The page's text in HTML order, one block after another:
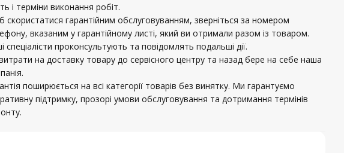
і терміни виконання робіт.
скористатися гарантійним обслуговуванням, зверніться за номером
вказаним у гарантійному листі, який ви отримали разом із товаром.
спеціалісти проконсультують та повідомлять подальші дії.
на доставку товару до сервісного центру та назад бере на себе наша
поширюється на всі категорії товарів без винятку. Ми гарантуємо
підтримку, прозорі умови обслуговування та дотримання термінів